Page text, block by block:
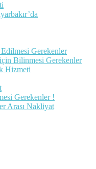
Gerekenler
Bilinmesi Gerekenler
Hizmeti
Gerekenler !
Arası Nakliyat